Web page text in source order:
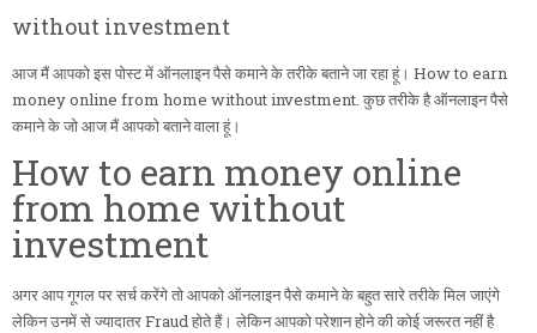
without investment
आज मैं आपको इस पोस्ट में ऑनलाइन पैसे कमाने के तरीके बताने जा रहा हूं। How to earn
money online from home without investment. कुछ तरीके है ऑनलाइन पैसे
कमाने के जो आज मैं आपको बताने वाला हूं।
How to earn money online
from home without
investment
अगर आप गूगल पर सर्च करेंगे तो आपको ऑनलाइन पैसे कमाने के बहुत सारे तरीके मिल जाएंगे
लेकिन उनमें से ज्यादातर Fraud होते हैं। लेकिन आपको परेशान होने की कोई जरूरत नहीं है